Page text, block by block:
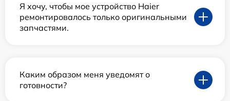
Я хочу, чтобы мое устройство Haier
ремонтировалось только оригинальными
запчастями.
Каким образом меня уведомят о
готовности?